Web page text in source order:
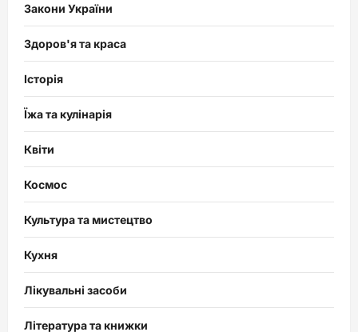
Закони України
Здоров'я та краса
Історія
Їжа та кулінарія
Квіти
Космос
Культура та мистецтво
Кухня
Лікувальні засоби
Література та книжки